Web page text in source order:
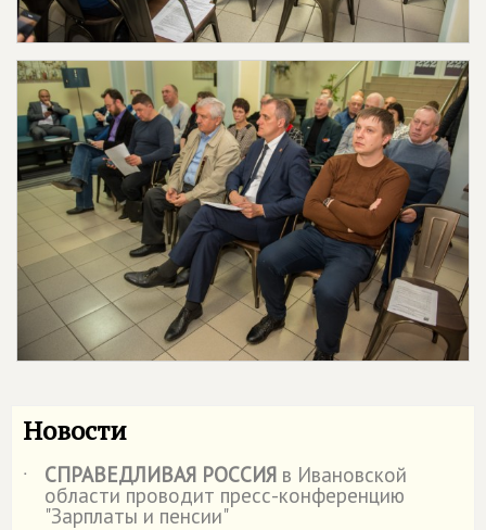
Новости
˙ СПРАВЕДЛИВАЯ РОССИЯ в Ивановской
области проводит пресс-конференцию
"Зарплаты и пенсии"